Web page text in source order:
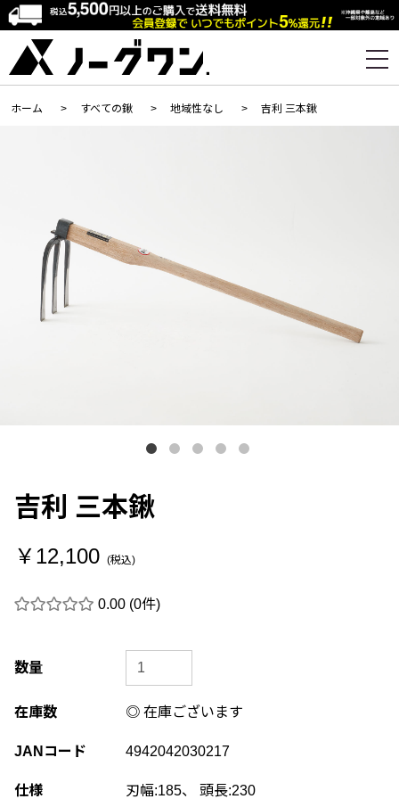
ホーム > すべての鍬 > 地域性なし > 吉利 三本鍬
吉利 三本鍬
￥12,100 (税込)
0.00 (0件)
数量
在庫数 ◎ 在庫ございます
JANコード 4942042030217
仕様 刃幅:185、 頭長:230